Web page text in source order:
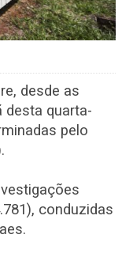
desde as
desta quarta-
pelo
conduzidas